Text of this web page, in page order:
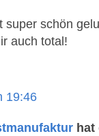
super schön
auch total!
19:46